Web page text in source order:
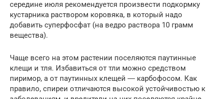
середине июля рекомендуется произвести подкормку
кустарника раствором коровяка, в который надо
добавить суперфосфат (на ведро раствора 10 грамм
вещества).
Чаще всего на этом растении поселяются паутинные
клещи и тля. Избавиться от тли можно средством
пиримор, а от паутинных клещей ― карбофосом. Как
правило, спиреи отличаются высокой устойчивостью к